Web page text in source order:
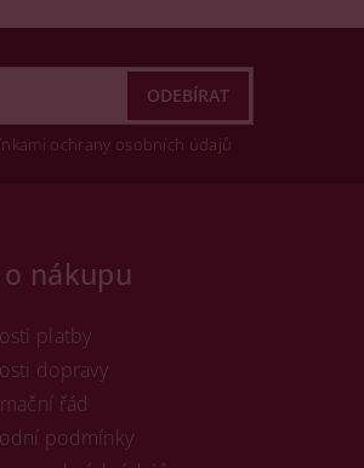
ochrany osobních údajů
o nákupu
platby
dopravy
řád
podmínky